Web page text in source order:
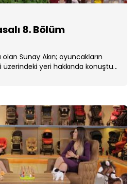
8. Bölüm
Sunay Akın; oyuncakların
yeri hakkında konuştu.